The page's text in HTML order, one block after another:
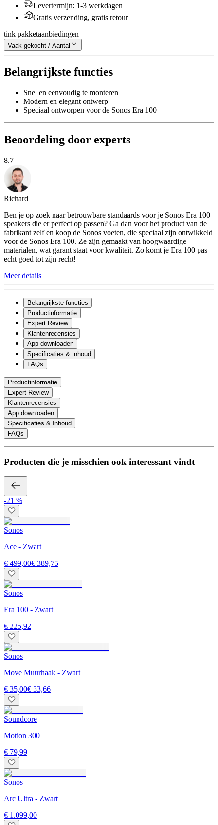
Levertermijn: 1-3 werkdagen
Gratis verzending, gratis retour
tink pakketaanbiedingen
Vaak gekocht / Aantal
Belangrijkste functies
Snel en eenvoudig te monteren
Modern en elegant ontwerp
Speciaal ontworpen voor de Sonos Era 100
Beoordeling door experts
8.7
Richard
Ben je op zoek naar betrouwbare standaards voor je Sonos Era 100
speakers die er perfect op passen? Ga dan voor het product van de
fabrikant zelf en koop de Sonos voeten, die speciaal zijn ontwikkeld
voor de Sonos Era 100. Ze zijn gemaakt van hoogwaardige
materialen, wat garant staat voor kwaliteit. Zo komt je Era 100 pas
echt goed tot zijn recht!
Meer details
Belangrijkste functies
Productinformatie
Expert Review
Klantenrecensies
App downloaden
Specificaties & Inhoud
FAQs
Productinformatie
Expert Review
Klantenrecensies
App downloaden
Specificaties & Inhoud
FAQs
Producten die je misschien ook interessant vindt
-21 %
Sonos
Ace - Zwart
€ 499,00€ 389,75
Sonos
Era 100 - Zwart
€ 225,92
Sonos
Move Muurhaak - Zwart
€ 35,00€ 33,66
Soundcore
Motion 300
€ 79,99
Sonos
Arc Ultra - Zwart
€ 1.099,00